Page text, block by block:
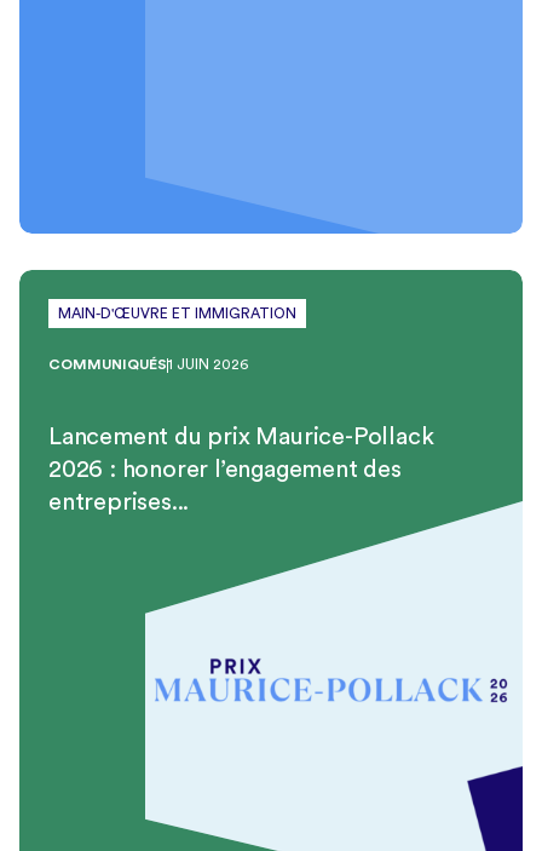
MAIN-D'ŒUVRE ET IMMIGRATION
COMMUNIQUÉS1 JUIN 2026
Lancement du prix Maurice-Pollack
2026 : honorer l’engagement des
entreprises...